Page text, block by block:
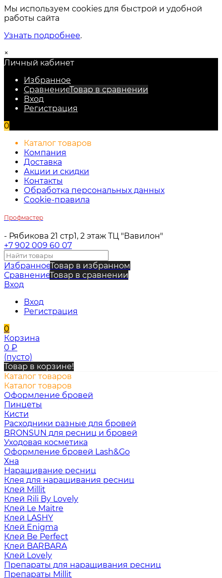
Мы используем cookies для быстрой и удобной
работы сайта
Узнать подробнее.
×
Личный кабинет
Избранное
СравнениеТовар в сравнении
Вход
Регистрация
0
Каталог товаров
Компания
Доставка
Акции и скидки
Контакты
Обработка персональных данных
Cookie-правила
Профмастер
- Рябикова 21 стр1, 2 этаж ТЦ "Вавилон"
+7 902 009 60 07
ИзбранноеТовар в избранном
СравнениеТовар в сравнении
Вход
Вход
Регистрация
0
Корзина
0 ₽
(пусто)
Товар в корзине!
Каталог товаров
Каталог товаров
Оформление бровей
Пинцеты
Кисти
Расходники разные для бровей
BRONSUN для ресниц и бровей
Уходовая косметика
Оформление бровей Lash&Go
Хна
Наращивание ресниц
Клея для наращивания ресниц
Клей Millit
Клей Rili By Lovely
Клей Le Maitre
Клей LASHY
Клей Enigma
Клей Be Perfect
Клей BARBARA
Клей Lovely
Препараты для наращивания ресниц
Препараты Millit